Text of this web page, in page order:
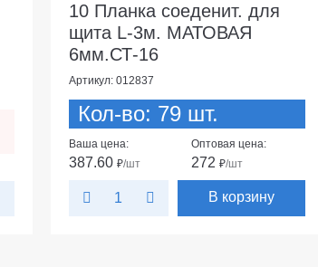
10 Планка соеденит. для
щита L-3м. МАТОВАЯ
6мм.СТ-16
Артикул: 012837
Кол-во: 79 шт.
Ваша цена:
387.60 ₽/шт
Оптовая цена:
272₽/шт
В корзину